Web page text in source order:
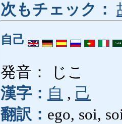
次もチェック：
自己
発音： じこ
漢字： 自 , 己
翻訳： ego, soi,